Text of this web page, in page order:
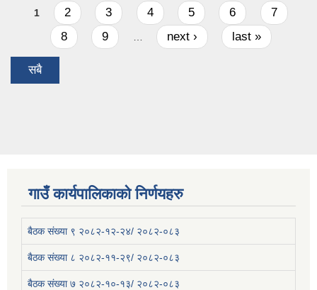
Pages
1 2 3 4 5 6
7
8
9 next › last »
सबै
गाउँ कार्यपालिकाको निर्णयहरु
बैठक संख्या ९ २०८२-१२-२४/ २०८२-०८३
बैठक संख्या ८ २०८२-११-२९/ २०८२-०८३
बैठक संख्या ७ २०८२-१०-१३/ २०८२-०८३